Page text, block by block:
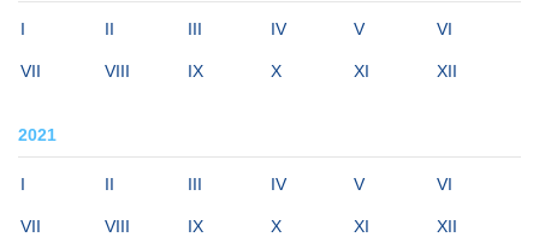
I II III IV V VI
VII VIII IX X XI XII
2021
I II III IV V VI
VII VIII IX X XI XII